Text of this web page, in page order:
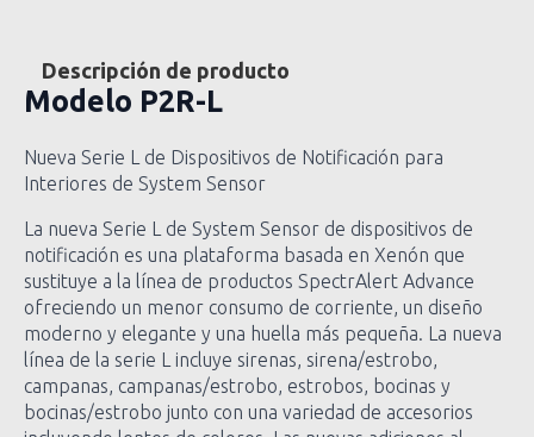
Descripción de producto
Modelo P2R-L
Nueva Serie L de Dispositivos de Notificación para
Interiores de System Sensor
La nueva Serie L de System Sensor de dispositivos de
notificación es una plataforma basada en Xenón que
sustituye a la línea de productos SpectrAlert Advance
ofreciendo un menor consumo de corriente, un diseño
moderno y elegante y una huella más pequeña. La nueva
línea de la serie L incluye sirenas, sirena/estrobo,
campanas, campanas/estrobo, estrobos, bocinas y
bocinas/estrobo junto con una variedad de accesorios